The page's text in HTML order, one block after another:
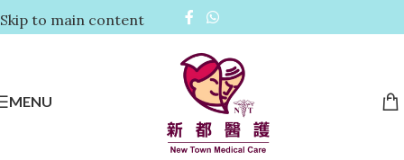
Skip to main content
MENU